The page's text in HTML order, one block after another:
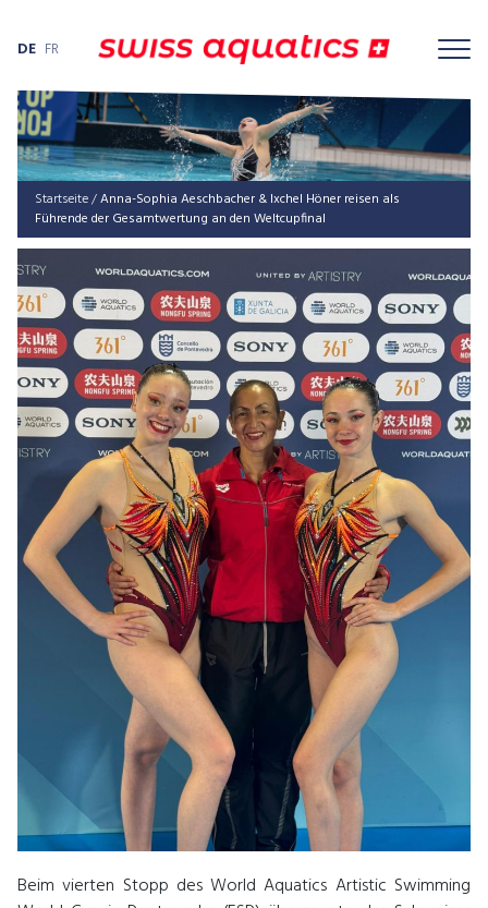
DE FR
Startseite/Anna-Sophia Aeschbacher & Ixchel Höner reisen als
Führende der Gesamtwertung an den Weltcupfinal
Beim vierten Stopp des World Aquatics Artistic Swimming